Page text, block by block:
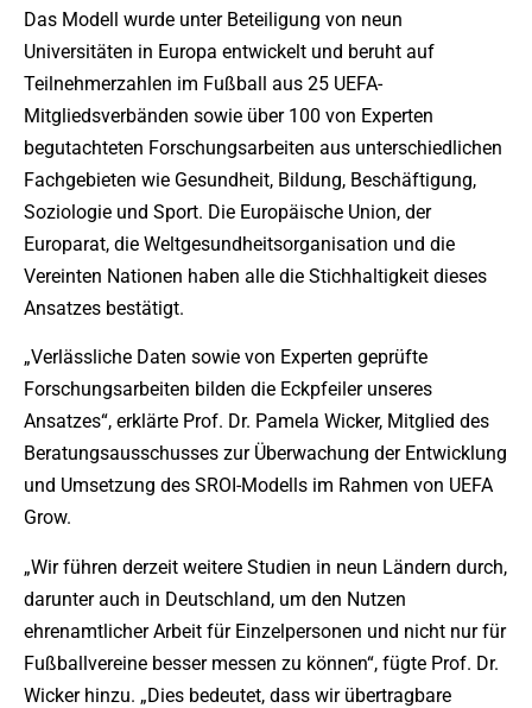
Das Modell wurde unter Beteiligung von neun
Universitäten in Europa entwickelt und beruht auf
Teilnehmerzahlen im Fußball aus 25 UEFA-
Mitgliedsverbänden sowie über 100 von Experten
begutachteten Forschungsarbeiten aus unterschiedlichen
Fachgebieten wie Gesundheit, Bildung, Beschäftigung,
Soziologie und Sport. Die Europäische Union, der
Europarat, die Weltgesundheitsorganisation und die
Vereinten Nationen haben alle die Stichhaltigkeit dieses
Ansatzes bestätigt.
„Verlässliche Daten sowie von Experten geprüfte
Forschungsarbeiten bilden die Eckpfeiler unseres
Ansatzes“, erklärte Prof. Dr. Pamela Wicker, Mitglied des
Beratungsausschusses zur Überwachung der Entwicklung
und Umsetzung des SROI-Modells im Rahmen von UEFA
Grow.
„Wir führen derzeit weitere Studien in neun Ländern durch,
darunter auch in Deutschland, um den Nutzen
ehrenamtlicher Arbeit für Einzelpersonen und nicht nur für
Fußballvereine besser messen zu können“, fügte Prof. Dr.
Wicker hinzu. „Dies bedeutet, dass wir übertragbare